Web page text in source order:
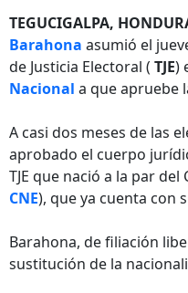
TEGUCIGALPA,
Barahona asumió el
de Justicia Electoral ( TJE)
Nacional a que apruebe
A casi dos meses de las
aprobado el cuerpo
TJE que nació a la par
CNE), que ya cuenta con
Barahona, de filiación
sustitución de la